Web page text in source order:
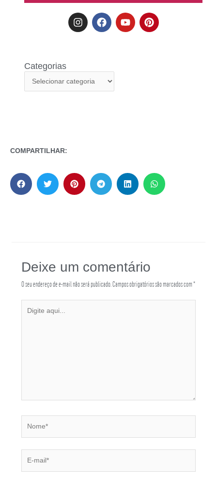
Categorias
COMPARTILHAR:
Deixe um comentário
O seu endereço de e-mail não será publicado. Campos obrigatórios são marcados com*